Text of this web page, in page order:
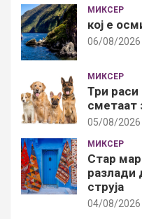
МИКСЕР
кој е
06/08/2026
МИКСЕР
Три раси
сметаат
05/08/2026
МИКСЕР
Стар
разлади
струја
04/08/2026